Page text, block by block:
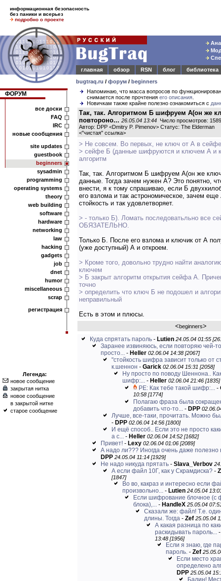
информационная безопасность
без паники и всерьез
подробно о проекте
главная
обзор RSN блог
библиотека
bugtraq.ru / форум / beginners
ФОРУМ
все доски
FAQ
IRC
новые сообщения
site updates
guestbook
beginners
sysadmin
programming
operating systems
theory
web building
software
hardware
networking
law
hacking
gadgets
job
dnet
humor
miscellaneous
scrap
регистрация
Легенда:
новое сообщение
закрытая нитка
новое сообщение
в закрытой нитке
старое сообщение
Напоминаю, что масса вопросов по
снимается после прочтения его описания
Новичкам также крайне полезно ознакомиться с
Так, так. Алгоритмом Б шифруем А(он же
повтороно... 26.05.04 13:44 Число просмотров: 1589
Автор: DPP <Dmitry P. Pimenov> Статус: The Elderman
<"чистая" ссылка>
> Не совсем. Во первых, не ключ от А в
> сейфе Б (данные шифруются и ключем А и
алгоритм
Так, так. Алгоритмом Б шифруем А(он же
данные. Тогда зачем нужен А? Это понятно,
внести, я к тому спрашиваю, если Б
его взлома и так астрономическое, зачем
стойкость и так удовлетворяет.
> - только Б). Ломать последоватьльно все
ОБЯЗАТЕЛЬНО.
Только Б. После его взлома и ключик от А
(уже доступный) А и откроем.
> Кроме того, довольно трудно найти
ключем
> Б закрыт алгоритм открытия сейфа А.
точно
> определить что ключ Б не подошел и
неправильный
Есть в этом и плюсы.
<beginners>
Куда спрятать пароль - Lutien 24.05.04 01:55
Заранее извиняюсь, если повторяю чей-
просто... - Heller 02.06.04 14:38 [2067]
"стойкость шифра зависит только от
к.шеннон - Garick 02.06.04 15:31 [2058]
Ну просто по поводу Шеннона..
шифр:... - Heller 02.06.04 21:46 [1835]
РЕ: Как тебе такой шифр:... -
10:58 [1774]
Полагаю фраза была
добавить что-то... - DPP
Лучше, все-таки, прочитать. Можно
- DPP 02.06.04 14:56 [1800]
И ещё способ.. Если это не просто
а с... - Heller 02.06.04 14:52 [1682]
Привет! - Lexy 02.06.04 01:06 [2089]
А надо ли??? Иногда очень даже полезно
DPP 24.05.04 11:14 [1929]
Не надо никуда прятать - Slava_Verbov
А если файл 10Г, как у Скрамдиска? -
[1847]
Во во, какраз и интересно если
произвольно... - Lutien 24.05.04
Если шифрование блочное (с
блока),... - HandleX 25.05.04
Сказали же: файл! Т.е.
длины. Тогда - Zef 25.05.04
А какая разница по
раскидывать пароль...
13:48 [1956]
Если я знаю, где
пароль. - Zef
Если место
определено
DPP 25.05.04
Балин!